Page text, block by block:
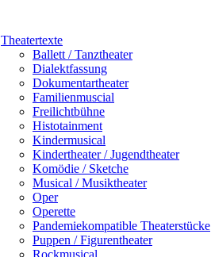
Theatertexte
Ballett / Tanztheater
Dialektfassung
Dokumentartheater
Familienmuscial
Freilichtbühne
Histotainment
Kindermusical
Kindertheater / Jugendtheater
Komödie / Sketche
Musical / Musiktheater
Oper
Operette
Pandemiekompatible Theaterstücke
Puppen / Figurentheater
Rockmusical